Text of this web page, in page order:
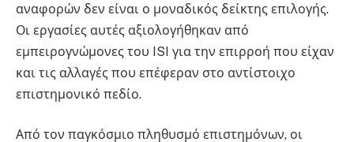
αναφορών δεν είναι ο μοναδικός δείκτης επιλογής.
Οι εργασίες αυτές αξιολογήθηκαν από
εμπειρογνώμονες του ISI για την επιρροή που είχαν
και τις αλλαγές που επέφεραν στο αντίστοιχο
επιστημονικό πεδίο.
Από τον παγκόσμιο πληθυσμό επιστημόνων, οι